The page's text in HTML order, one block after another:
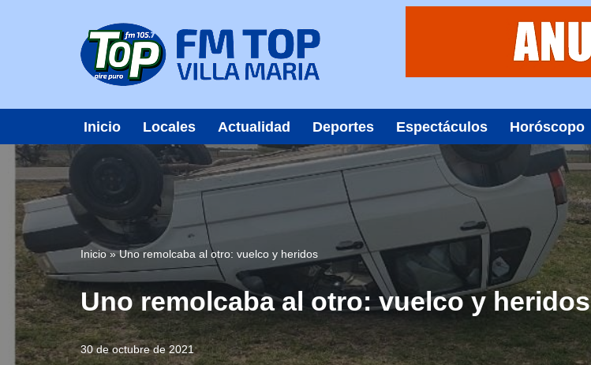
Inicio Locales Actualidad Deportes Espectáculos Horóscopo
Inicio»Uno remolcaba al otro: vuelco y heridos
Uno remolcaba al otro: vuelco y heridos
30 de octubre de 2021